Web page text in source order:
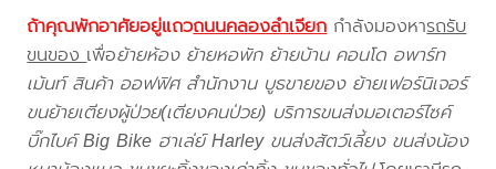
ถ้าคุณพักอาศัยอยู่แถวถนนคลองลำเจียกกำลังมองหารถรับ
ขนของเพื่อย้ายห้อง ย้ายหอพัก ย้ายบ้าน คอนโด อพาร์ท
เม้นท์ สินค้า ออฟฟิศ สำนักงาน บูธขายของ ย้ายเฟอร์นิเจอร์
ขนย้ายเตียงผู้ป่วย(เตียงคนป่วย) บริการขนส่งมอเตอร์ไซค์
บิ๊กไบค์ Big Bike ฮาเล่ย์ Harley ขนส่งสัตว์เลี้ยง ขนส่งน้อง